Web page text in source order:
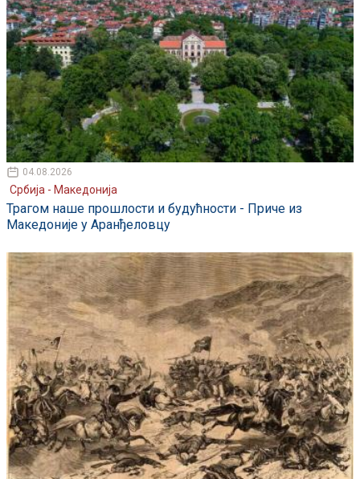
04.08.2026
Србија - Македонија
Трагом наше прошлости и будућности - Приче из
Македоније у Аранђеловцу